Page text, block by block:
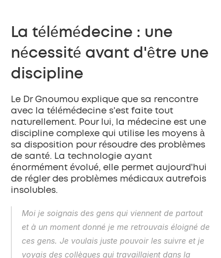
La télémédecine : une
nécessité avant d'être une
discipline
Le Dr Gnoumou explique que sa rencontre
avec la télémédecine s'est faite tout
naturellement. Pour lui, la médecine est une
discipline complexe qui utilise les moyens à
sa disposition pour résoudre des problèmes
de santé. La technologie ayant
énormément évolué, elle permet aujourd'hui
de régler des problèmes médicaux autrefois
insolubles.
Moi je soignais des gens qui viennent de partout
et à un moment donné je me retrouvais éloigné de
ces gens. Je voulais juste pouvoir les suivre et je
voyais des collègues qui travaillaient dans la